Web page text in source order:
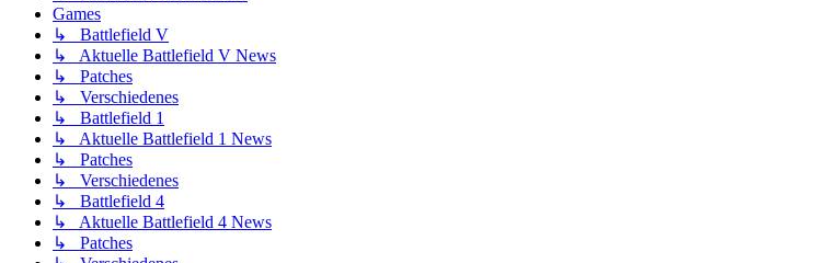
Games
↳ Battlefield V
↳ Aktuelle Battlefield V News
↳ Patches
↳ Verschiedenes
↳ Battlefield 1
↳ Aktuelle Battlefield 1 News
↳ Patches
↳ Verschiedenes
↳ Battlefield 4
↳ Aktuelle Battlefield 4 News
↳ Patches